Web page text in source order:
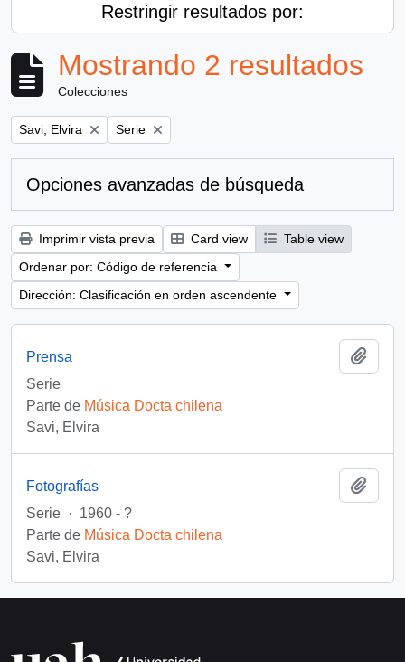
Restringir resultados por:
Mostrando 2 resultados
Colecciones
Remove filter:
Savi, Elvira Remove filter:
Serie
Opciones avanzadas de búsqueda
Imprimir vista previa Card view
Table view
Ordenar por: Código de referencia
Dirección: Clasificación en orden ascendente
Prensa
Serie
Parte de Música Docta chilena
Savi, Elvira
Fotografías
Serie · 1960 - ?
Parte de Música Docta chilena
Savi, Elvira